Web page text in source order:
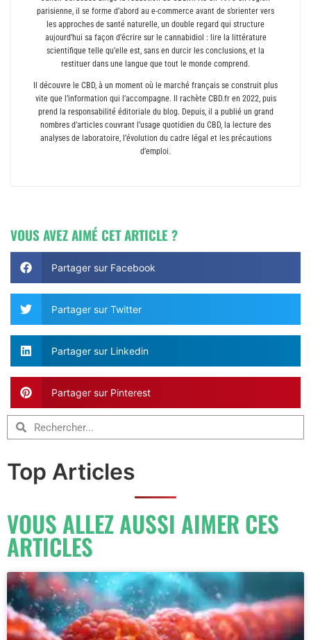
parisienne, il se forme d’abord au e-commerce avant de s’orienter vers
les approches de santé naturelle, un double regard qui structure
aujourd’hui sa façon d’écrire sur le cannabidiol : lire la littérature
scientifique telle qu’elle est, sans en durcir les conclusions, et la
restituer dans une langue que tout le monde comprend.
Il découvre le CBD, à un moment où le marché français se construit plus
vite que l’information qui l’accompagne. Il rachète CBD.fr en 2022, puis
prend la responsabilité éditoriale du blog. Depuis, il a publié un grand
nombres d’articles couvrant l’usage quotidien du CBD, la lecture des
analyses de laboratoire, l’évolution du cadre légal et les précautions
d’emploi.
VOUS AVEZ AIMÉ CET ARTICLE ?
Partager sur Facebook
Partager sur Twitter
Partager sur Linkedin
Partager sur Pinterest
Top Articles
VOUS ALLEZ AUSSI AIMER CES
ARTICLES